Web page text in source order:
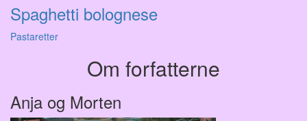
Spaghetti bolognese
Pastaretter
Om forfatterne
Anja og Morten